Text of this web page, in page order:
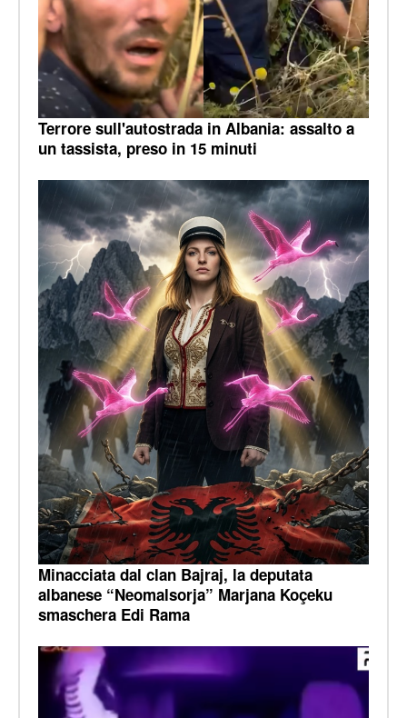
Terrore sull'autostrada in Albania: assalto a
un tassista, preso in 15 minuti
Minacciata dal clan Bajraj, la deputata
albanese “Neomalsorja” Marjana Koçeku
smaschera Edi Rama